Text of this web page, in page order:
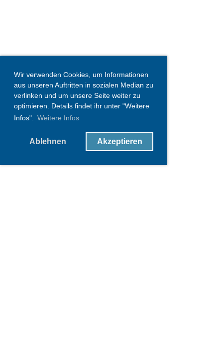
Wir verwenden Cookies, um Informationen
aus unseren Auftritten in sozialen Median zu
verlinken und um unsere Seite weiter zu
optimieren. Details findet ihr unter "Weitere
Infos". Weitere Infos
Ablehnen Akzeptieren